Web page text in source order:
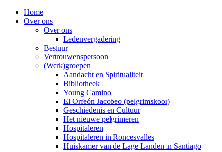
Home
Over ons
Over ons
Ledenvergadering
Bestuur
Vertrouwenspersoon
(Werk)groepen
Aandacht en Spiritualiteit
Bibliotheek
Young Camino
El Orfeón Jacobeo (pelgrimskoor)
Geschiedenis en Cultuur
Het nieuwe pelgrimeren
Hospitaleren
Hospitaleren in Roncesvalles
Huiskamer van de Lage Landen in Santiago